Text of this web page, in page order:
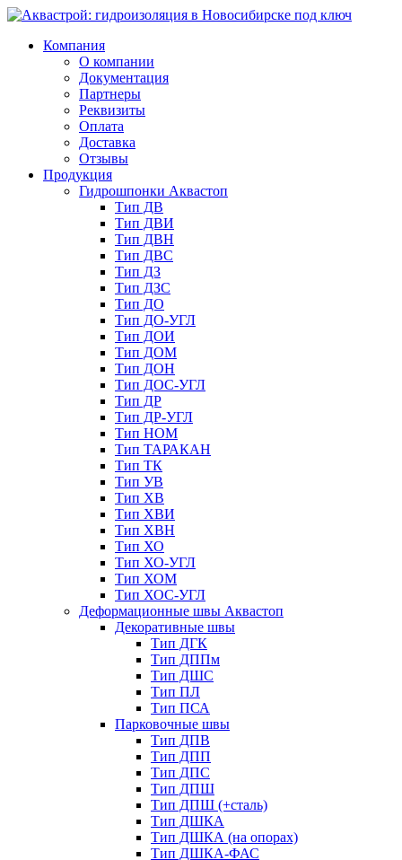
Компания
О компании
Документация
Партнеры
Реквизиты
Оплата
Доставка
Отзывы
Продукция
Гидрошпонки Аквастоп
Тип ДВ
Тип ДВИ
Тип ДВН
Тип ДВС
Тип ДЗ
Тип ДЗС
Тип ДО
Тип ДО-УГЛ
Тип ДОИ
Тип ДОМ
Тип ДОН
Тип ДОС-УГЛ
Тип ДР
Тип ДР-УГЛ
Тип НОМ
Тип ТАРАКАН
Тип ТК
Тип УВ
Тип ХВ
Тип ХВИ
Тип ХВН
Тип ХО
Тип ХО-УГЛ
Тип ХОМ
Тип ХОС-УГЛ
Деформационные швы Аквастоп
Декоративные швы
Тип ДГК
Тип ДППм
Тип ДШС
Тип ПЛ
Тип ПСА
Парковочные швы
Тип ДПВ
Тип ДПП
Тип ДПС
Тип ДПШ
Тип ДПШ (+сталь)
Тип ДШКА
Тип ДШКА (на опорах)
Тип ДШКА-ФАС